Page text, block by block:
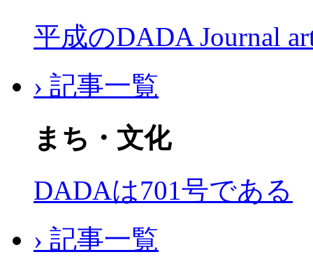
平成のDADA Journal
› 記事一覧
まち・文化
DADAは701号である
› 記事一覧